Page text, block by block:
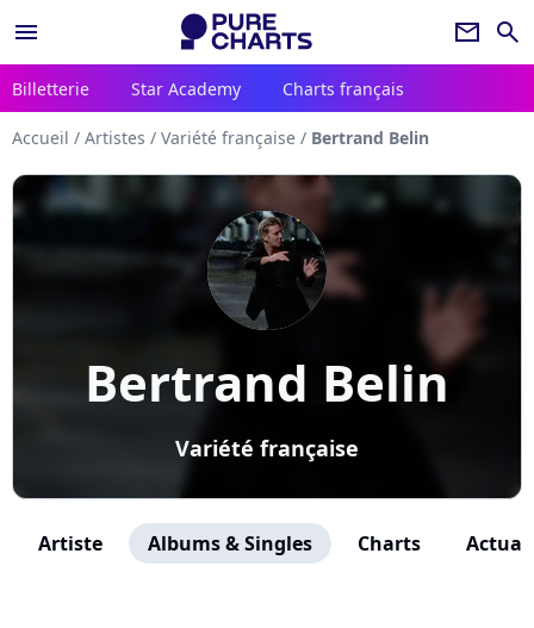
menu newsletter search
Billetterie Star Academy Charts français
Accueil / Artistes / Variété française / Bertrand Belin
Bertrand Belin
Variété française
Artiste Albums & Singles Charts